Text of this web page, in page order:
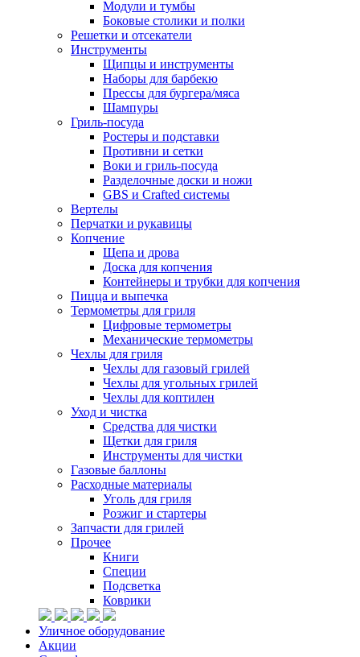
Модули и тумбы
Боковые столики и полки
Решетки и отсекатели
Инструменты
Щипцы и инструменты
Наборы для барбекю
Прессы для бургера/мяса
Шампуры
Гриль-посуда
Ростеры и подставки
Противни и сетки
Воки и гриль-посуда
Разделочные доски и ножи
GBS и Crafted системы
Вертелы
Перчатки и рукавицы
Копчение
Щепа и дрова
Доска для копчения
Контейнеры и трубки для копчения
Пицца и выпечка
Термометры для гриля
Цифровые термометры
Механические термометры
Чехлы для гриля
Чехлы для газовый грилей
Чехлы для угольных грилей
Чехлы для коптилен
Уход и чистка
Средства для чистки
Щетки для гриля
Инструменты для чистки
Газовые баллоны
Расходные материалы
Уголь для гриля
Розжиг и стартеры
Запчасти для грилей
Прочее
Книги
Специи
Подсветка
Коврики
Уличное оборудование
Акции